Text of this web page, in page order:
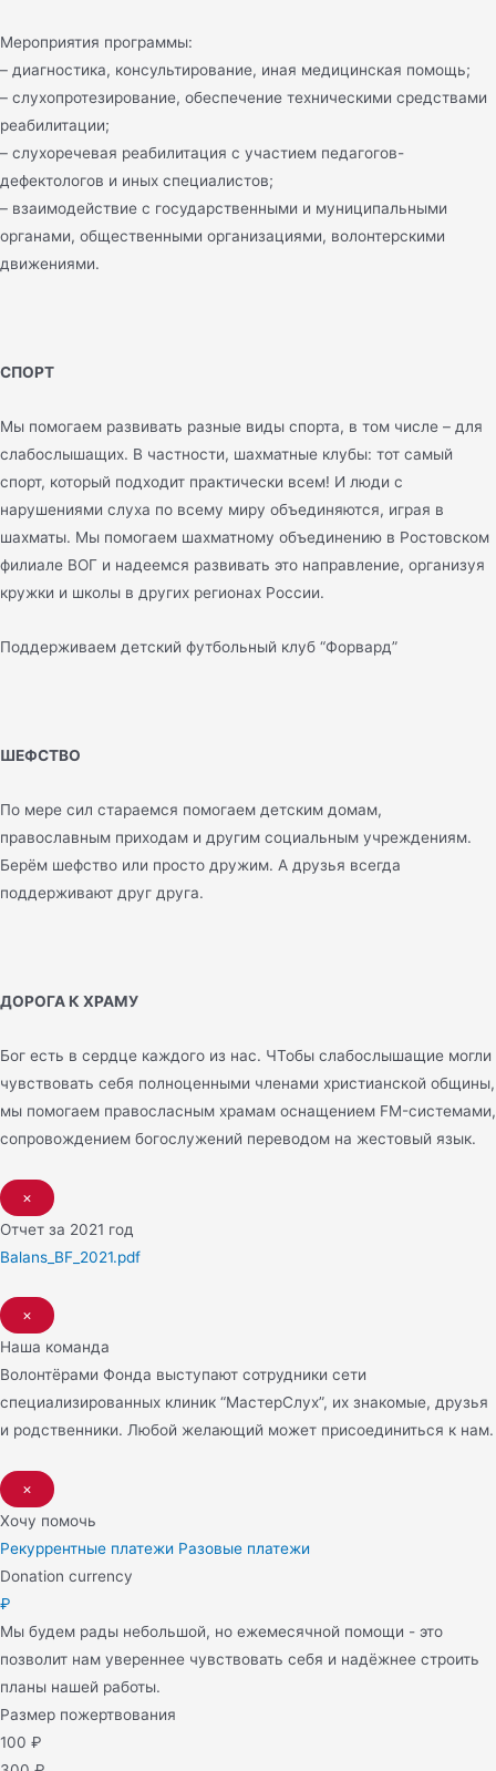
Мероприятия программы:
– диагностика, консультирование, иная медицинская помощь;
– слухопротезирование, обеспечение техническими средствами
реабилитации;
– слухоречевая реабилитация с участием педагогов-
дефектологов и иных специалистов;
– взаимодействие с государственными и муниципальными
органами, общественными организациями, волонтерскими
движениями.
СПОРТ
Мы помогаем развивать разные виды спорта, в том числе – для
слабослышащих. В частности, шахматные клубы: тот самый
спорт, который подходит практически всем! И люди с
нарушениями слуха по всему миру объединяются, играя в
шахматы. Мы помогаем шахматному объединению в Ростовском
филиале ВОГ и надеемся развивать это направление, организуя
кружки и школы в других регионах России.
Поддерживаем детский футбольный клуб “Форвард”
ШЕФСТВО
По мере сил стараемся помогаем детским домам,
православным приходам и другим социальным учреждениям.
Берём шефство или просто дружим. А друзья всегда
поддерживают друг друга.
ДОРОГА К ХРАМУ
Бог есть в сердце каждого из нас. ЧТобы слабослышащие могли
чувствовать себя полноценными членами христианской общины,
мы помогаем правосласным храмам оснащением FM-системами,
сопровождением богослужений переводом на жестовый язык.
×
Отчет за 2021 год
Balans_BF_2021.pdf
×
Наша команда
Волонтёрами Фонда выступают сотрудники сети
специализированных клиник “МастерСлух”, их знакомые, друзья
и родственники. Любой желающий может присоединиться к нам.
×
Хочу помочь
Рекуррентные платежи Разовые платежи
Donation currency
₽
Мы будем рады небольшой, но ежемесячной помощи - это
позволит нам увереннее чувствовать себя и надёжнее строить
планы нашей работы.
Размер пожертвования
100 ₽